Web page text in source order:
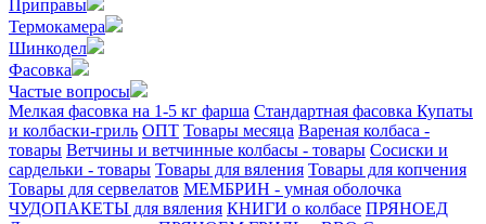
Приправы
Термокамера
Шинкодел
Фасовка
Частые вопросы
Мелкая фасовка на 1-5 кг фарша Стандартная фасовка Купаты
и колбаски-гриль ОПТ Товары месяца Вареная колбаса -
товары Ветчины и ветчинные колбасы - товары Сосиски и
сардельки - товары Товары для вяления Товары для копчения
Товары для сервелатов МЕМБРИН - умная оболочка
ЧУДОПАКЕТЫ для вяления КНИГИ о колбасе ПРЯНОЕД